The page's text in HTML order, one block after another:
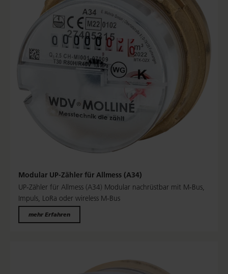
Modular UP-Zähler für Allmess (A34)
UP-Zähler für Allmess (A34) Modular nachrüstbar mit M-Bus,
Impuls, LoRa oder wireless M-Bus
mehr Erfahren